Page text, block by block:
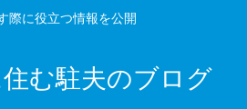
際に役立つ情報を公開
む駐夫のブログ